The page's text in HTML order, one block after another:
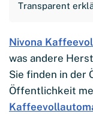
Transparent
Nivona
was andere
Sie finden in der
Öffentlichkeit